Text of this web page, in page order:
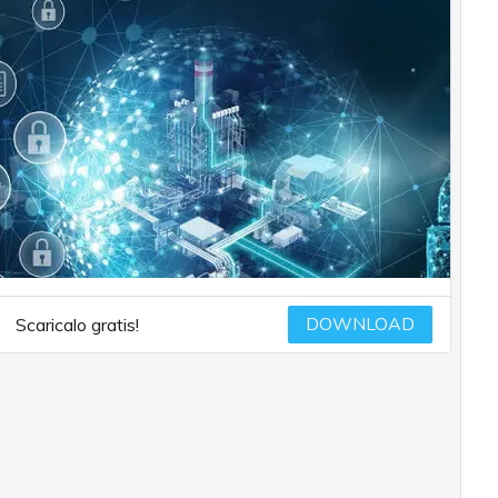
Scaricalo gratis! DOWNLOAD